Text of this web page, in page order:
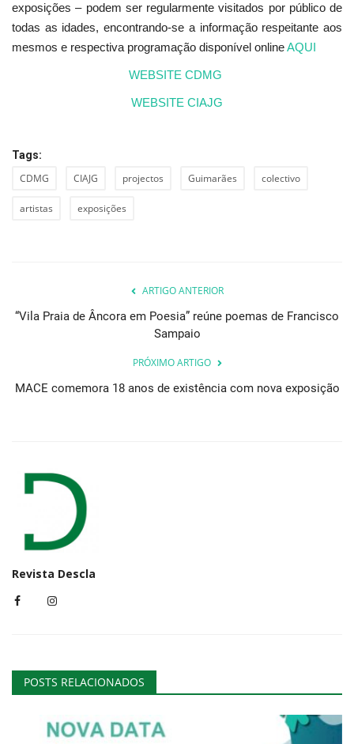
exposições – podem ser regularmente visitados por público de
todas as idades, encontrando-se a informação respeitante aos
mesmos e respectiva programação disponível onlineAQUI
WEBSITE CDMG
WEBSITE CIAJG
Tags:
CDMG CIAJG projectos Guimarães colectivo
artistas exposições
ARTIGO ANTERIOR
“Vila Praia de Âncora em Poesia” reúne poemas de Francisco
Sampaio
PRÓXIMO ARTIGO
MACE comemora 18 anos de existência com nova exposição
Revista Descla
POSTS RELACIONADOS